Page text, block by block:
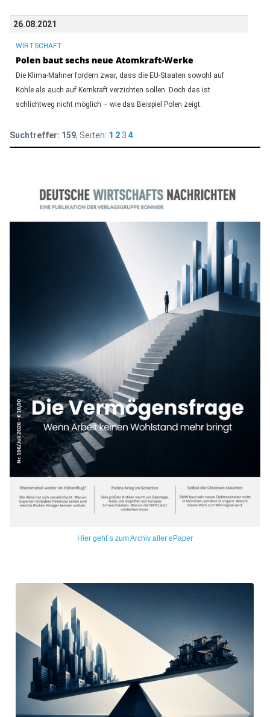
26.08.2021
WIRTSCHAFT
Polen baut sechs neue Atomkraft-Werke
Die Klima-Mahner fordern zwar, dass die EU-Staaten sowohl auf
Kohle als auch auf Kernkraft verzichten sollen. Doch das ist
schlichtweg nicht möglich – wie das Beispiel Polen zeigt.
Suchtreffer: 159, Seiten: 1 2 3 4
Hier geht´s zum Archiv aller ePaper